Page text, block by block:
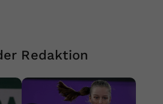
Redaktion